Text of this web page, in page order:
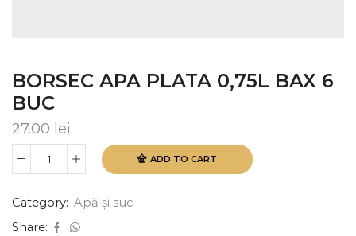
BORSEC APA PLATA 0,75L BAX 6
BUC
27.00 lei
BORSEC
0,75L
BAX
ADD TO CART
Category: Apă și suc
Share: